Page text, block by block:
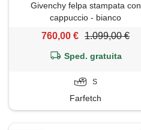
Givenchy felpa stampata con
cappuccio - bianco
760,00 € 1.099,00 €
Sped. gratuita
S
Farfetch